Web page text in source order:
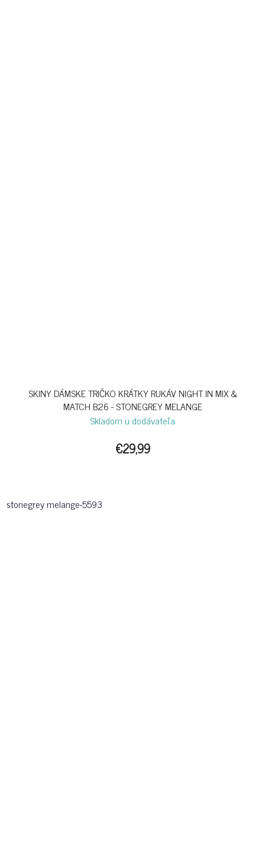
SKINY DÁMSKE TRIČKO KRÁTKY RUKÁV NIGHT IN MIX &
MATCH B26 - STONEGREY MELANGE
Skladom u dodávateľa
€29,99
stonegrey melange-5593